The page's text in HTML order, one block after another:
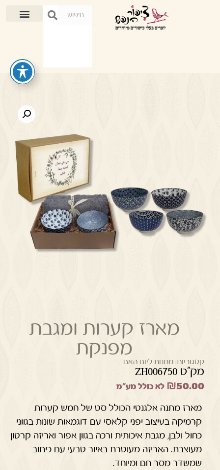
מארז קערות ומגבת
מפנקת
קטגוריות: מתנות ליום האם
מק"ט ZH006750
₪50.00 לא כולל מע"מ
מארז מתנה אלגנטי הכולל סט של חמש קערות
קרמיקה בעיצוב יפני קלאסי עם דוגמאות שונות בגווני
כחול ולבן, מגבת איכותית ורכה בגוון אפור ואריזה קרטון
מעוצבת. האריזה מעוטרת באיור טבעי עם כיתוב
שמשדר מסר חם ומיוחד.